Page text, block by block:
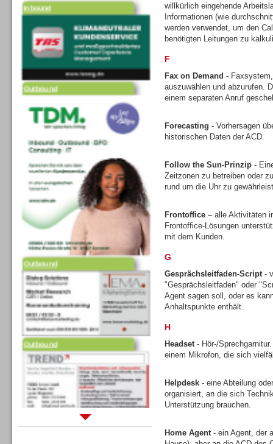
Inbound
Outbound
Outbound
Outbound
willkürlich eingehende
Informationen (wie
werden verwendet, um den
benötigten Leitungen zu
F
Fax on Demand -
auszuwählen und abzurufen.
einem separaten Anruf
Forecasting - Vorhersagen
historischen Daten der ACD.
Follow the Sun-Prinzip -
Zeitzonen zu betreiben oder
rund um die Uhr zu
Frontoffice – alle Aktivitäten
Frontoffice-Lösungen
mit dem Kunden.
G
Gesprächsleitfaden-Script-
"Gesprächsleitfaden" oder
Agent sagen soll, oder es
Anhaltspunkte enthält.
H
Headset- Hör-/
einem Mikrofon, die sich
Helpdesk - eine Abteilung
organisiert, an die sich
Unterstützung brauchen.
Home Agent- ein Agent, der